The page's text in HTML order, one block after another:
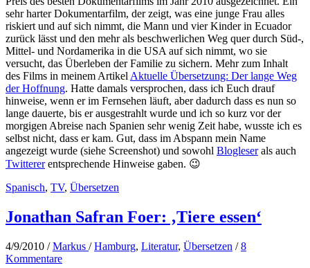
sehr harter Dokumentarfilm, der zeigt, was eine junge Frau alles
riskiert und auf sich nimmt, die Mann und vier Kinder in Ecuador
zurück lässt und den mehr als beschwerlichen Weg quer durch Süd-,
Mittel- und Nordamerika in die USA auf sich nimmt, wo sie
versucht, das Überleben der Familie zu sichern. Mehr zum Inhalt
des Films in meinem Artikel Aktuelle Übersetzung: Der lange Weg
der Hoffnung. Hatte damals versprochen, dass ich Euch drauf
hinweise, wenn er im Fernsehen läuft, aber dadurch dass es nun so
lange dauerte, bis er ausgestrahlt wurde und ich so kurz vor der
morgigen Abreise nach Spanien sehr wenig Zeit habe, wusste ich es
selbst nicht, dass er kam. Gut, dass im Abspann mein Name
angezeigt wurde (siehe Screenshot) und sowohl Blogleserals auch
Twittererentsprechende Hinweise gaben. 😉
Spanisch, TV, Übersetzen
Jonathan Safran Foer: ‚Tiere essen‘
4/9/2010 /Markus /Hamburg, Literatur, Übersetzen /8
Kommentare